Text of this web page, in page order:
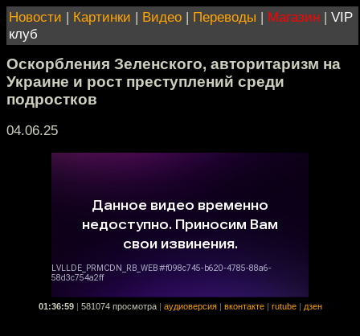
Новости | Картинки | Видео | Переводы | Магазин | VIP
клуб
Оскорбления Зеленского, авторитаризм на
Украине и рост преступлений среди
подростков
04.06.25
01:36:59 581074 просмотра аудиоверсия вконтакте rutube дзен